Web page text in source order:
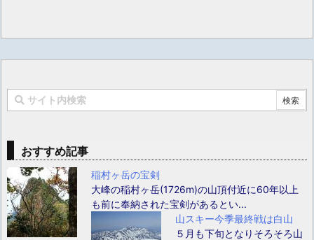
おすすめ記事
稲村ヶ岳の宝剣
大峰の稲村ヶ岳(1726m)の山頂付近に60年以上
も前に奉納された宝剣があるとい...
山スキー今季最終戦は白山
５月も下旬となりそろそろ山